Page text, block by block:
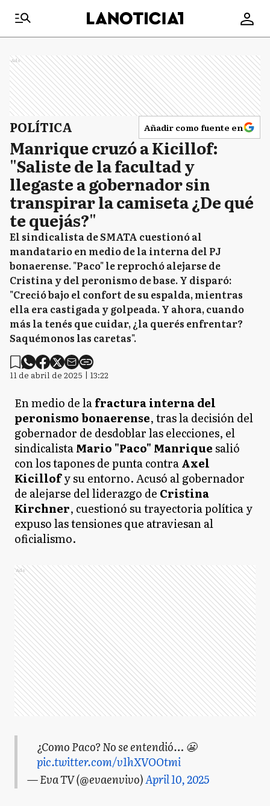
Ads
POLÍTICA Añadir como fuente en
Manrique cruzó a Kicillof:
"Saliste de la facultad y
llegaste a gobernador sin
transpirar la camiseta ¿De qué
te quejás?"
El sindicalista de SMATA cuestionó al
mandatario en medio de la interna del PJ
bonaerense. "Paco" le reprochó alejarse de
Cristina y del peronismo de base. Y disparó:
"Creció bajo el confort de su espalda, mientras
ella era castigada y golpeada. Y ahora, cuando
más la tenés que cuidar, ¿la querés enfrentar?
Saquémonos las caretas".
11 de abril de 2025 | 13:22
En medio de lafractura interna del
peronismo bonaerense, tras la decisión del
gobernador de desdoblar las elecciones, el
sindicalistaMario "Paco" Manriquesalió
con los tapones de punta contraAxel
Kicillofy su entorno. Acusó al gobernador
de alejarse del liderazgo de Cristina
Kirchner, cuestionó su trayectoria política y
expuso las tensiones que atraviesan al
oficialismo.
Ads
¿Como Paco? No se entendió… 😬
pic.twitter.com/v1hXVOOtmi
— Eva TV (@evaenvivo)April 10, 2025